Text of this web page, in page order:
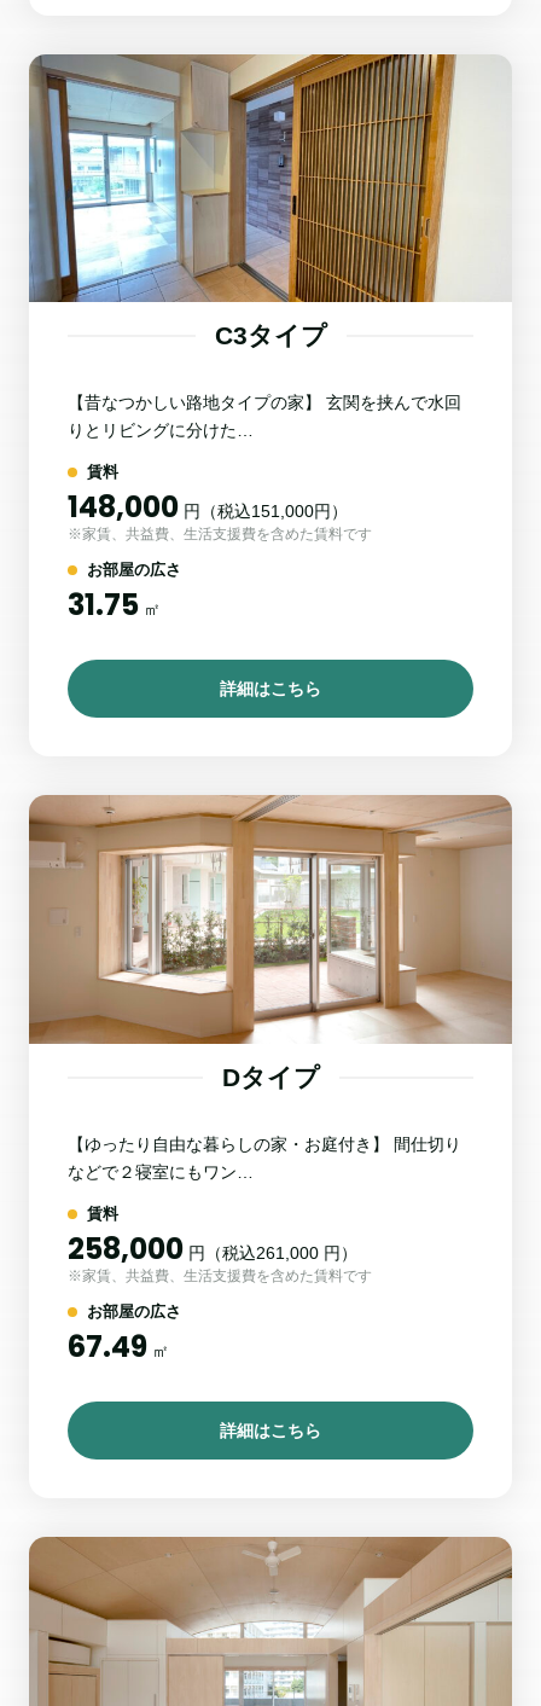
C3タイプ
【昔なつかしい路地タイプの家】 玄関を挟んで水回
りとリビングに分けた…
賃料
148,000 円（税込151,000円）
※家賃、共益費、生活支援費を含めた賃料です
お部屋の広さ
31.75 ㎡
詳細はこちら
Dタイプ
【ゆったり自由な暮らしの家・お庭付き】 間仕切り
などで２寝室にもワン…
賃料
258,000 円（税込261,000 円）
※家賃、共益費、生活支援費を含めた賃料です
お部屋の広さ
67.49 ㎡
詳細はこちら